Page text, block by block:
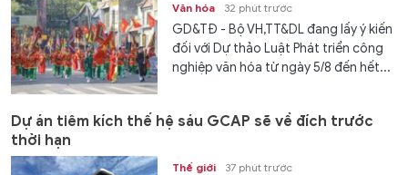
Văn hóa 32 phút trước
GD&TĐ - Bộ VH,TT&DL đang lấy ý kiến
đối với Dự thảo Luật Phát triển công
nghiệp văn hóa từ ngày 5/8 đến hết...
Dự án tiêm kích thế hệ sáu GCAP sẽ về đích trước
thời hạn
Thế giới 37 phút trước